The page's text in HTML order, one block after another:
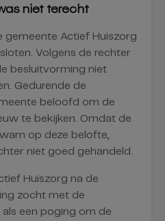
niet terecht
gemeente Actief Huiszorg
Volgens de rechter
besluitvorming niet
Gedurende de
beloofd om de
te bekijken. Omdat de
op deze belofte,
niet goed gehandeld.
Huiszorg na de
zocht met de
een poging om de